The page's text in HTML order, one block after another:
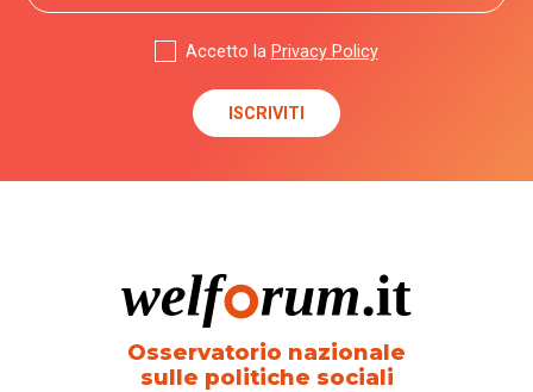
Accetto la Privacy Policy
Osservatorio nazionale
sulle politiche sociali